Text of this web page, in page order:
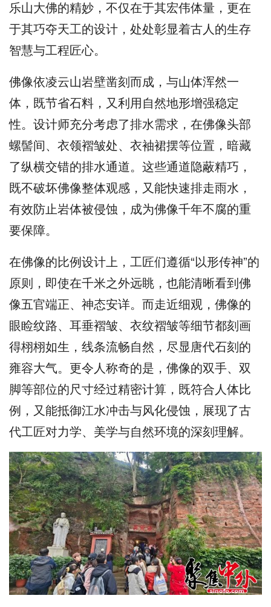
乐山大佛的精妙，不仅在于其宏伟体量，更在
于其巧夺天工的设计，处处彰显着古人的生存
智慧与工程匠心。
佛像依凌云山岩壁凿刻而成，与山体浑然一
体，既节省石料，又利用自然地形增强稳定
性。设计师充分考虑了排水需求，在佛像头部
螺髻间、衣领褶皱处、衣袖裙摆等位置，暗藏
了纵横交错的排水通道。这些通道隐蔽精巧，
既不破坏佛像整体观感，又能快速排走雨水，
有效防止岩体被侵蚀，成为佛像千年不腐的重
要保障。
在佛像的比例设计上，工匠们遵循“以形传神”的
原则，即使在千米之外远眺，也能清晰看到佛
像五官端正、神态安详。而走近细观，佛像的
眼睑纹路、耳垂褶皱、衣纹褶皱等细节都刻画
得栩栩如生，线条流畅自然，尽显唐代石刻的
雍容大气。更令人称奇的是，佛像的双手、双
脚等部位的尺寸经过精密计算，既符合人体比
例，又能抵御江水冲击与风化侵蚀，展现了古
代工匠对力学、美学与自然环境的深刻理解。